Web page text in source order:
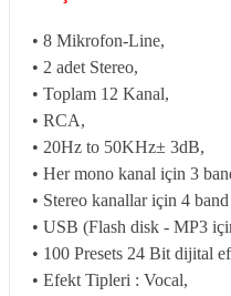
• 8 Mikrofon-Line,
• 2 adet Stereo,
• Toplam 12 Kanal,
• RCA,
• 20Hz to 50KHz± 3dB,
• Her mono kanal için 3
• Stereo kanallar için 4
• USB (Flash disk - MP3
• 100 Presets 24 Bit dijital
• Efekt Tipleri : Vocal,